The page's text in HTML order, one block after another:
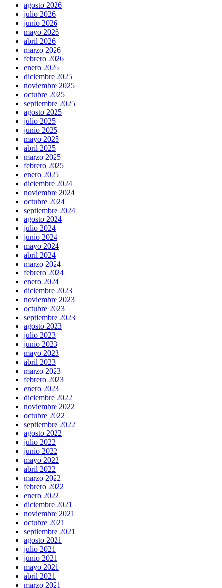
agosto 2026
julio 2026
junio 2026
mayo 2026
abril 2026
marzo 2026
febrero 2026
enero 2026
diciembre 2025
noviembre 2025
octubre 2025
septiembre 2025
agosto 2025
julio 2025
junio 2025
mayo 2025
abril 2025
marzo 2025
febrero 2025
enero 2025
diciembre 2024
noviembre 2024
octubre 2024
septiembre 2024
agosto 2024
julio 2024
junio 2024
mayo 2024
abril 2024
marzo 2024
febrero 2024
enero 2024
diciembre 2023
noviembre 2023
octubre 2023
septiembre 2023
agosto 2023
julio 2023
junio 2023
mayo 2023
abril 2023
marzo 2023
febrero 2023
enero 2023
diciembre 2022
noviembre 2022
octubre 2022
septiembre 2022
agosto 2022
julio 2022
junio 2022
mayo 2022
abril 2022
marzo 2022
febrero 2022
enero 2022
diciembre 2021
noviembre 2021
octubre 2021
septiembre 2021
agosto 2021
julio 2021
junio 2021
mayo 2021
abril 2021
marzo 2021